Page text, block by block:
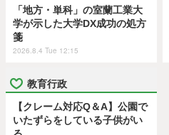
「地方・単科」の室蘭工業大
学が示した大学DX成功の処方
箋
2026.8.4 Tue 12:15
教育行政
【クレーム対応Q＆A】公園で
いたずらをしている子供がい